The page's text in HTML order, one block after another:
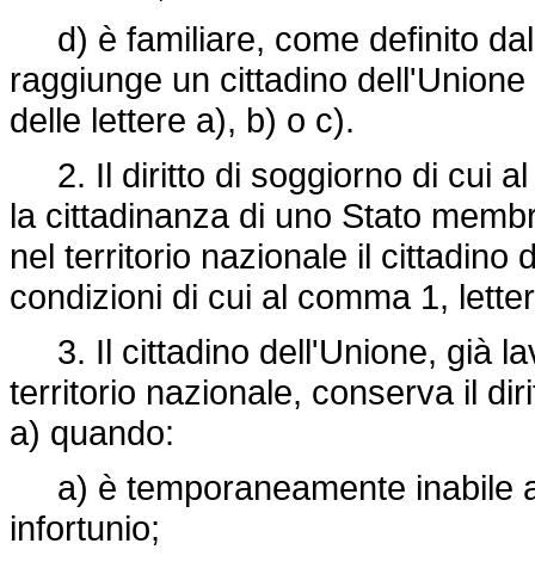
d) è familiare, come definito
raggiunge un cittadino
delle lettere a), b) o c).
2. Il diritto di soggiorno di cui al
la cittadinanza di uno Stato
nel territorio nazionale il cittadino
condizioni di cui al comma 1,
3. Il cittadino dell'Unione, già
territorio nazionale, conserva il
a) quando:
a) è temporaneamente inabile
infortunio;